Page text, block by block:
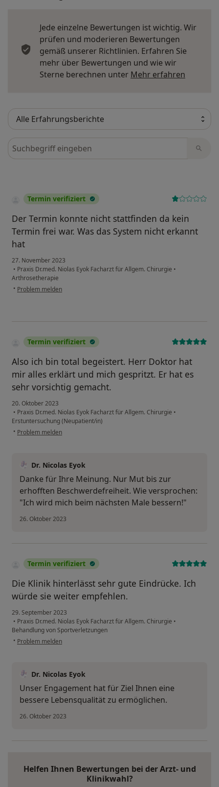
Jede einzelne Bewertungen ist wichtig. Wir
prüfen und moderieren Bewertungen
gemäß unserer Richtlinien. Erfahren Sie
mehr über Bewertungen und wie wir
Sterne berechnen unter Mehr erfahren
Bewertungen durchsuchen
Termin verifiziert
Der Termin konnte nicht stattfinden da kein
Termin frei war. Was das System nicht erkannt
hat
27. November 2023
• Praxis Dr.med. Niolas Eyok Facharzt für Allgem. Chirurgie •
Arthrosetherapie
• Problem melden
Termin verifiziert
Also ich bin total begeistert. Herr Doktor hat
mir alles erklärt und mich gespritzt. Er hat es
sehr vorsichtig gemacht.
20. Oktober 2023
• Praxis Dr.med. Niolas Eyok Facharzt für Allgem. Chirurgie •
Erstuntersuchung (Neupatient/in)
• Problem melden
Dr. Nicolas Eyok
Danke für Ihre Meinung. Nur Mut bis zur
erhofften Beschwerdefreiheit. Wie versprochen:
"Ich wird mich beim nächsten Male bessern!"
26. Oktober 2023
Termin verifiziert
Die Klinik hinterlässt sehr gute Eindrücke. Ich
würde sie weiter empfehlen.
29. September 2023
• Praxis Dr.med. Niolas Eyok Facharzt für Allgem. Chirurgie •
Behandlung von Sportverletzungen
• Problem melden
Dr. Nicolas Eyok
Unser Engagement hat für Ziel Ihnen eine
bessere Lebensqualität zu ermöglichen.
26. Oktober 2023
Helfen Ihnen Bewertungen bei der Arzt- und
Klinikwahl?